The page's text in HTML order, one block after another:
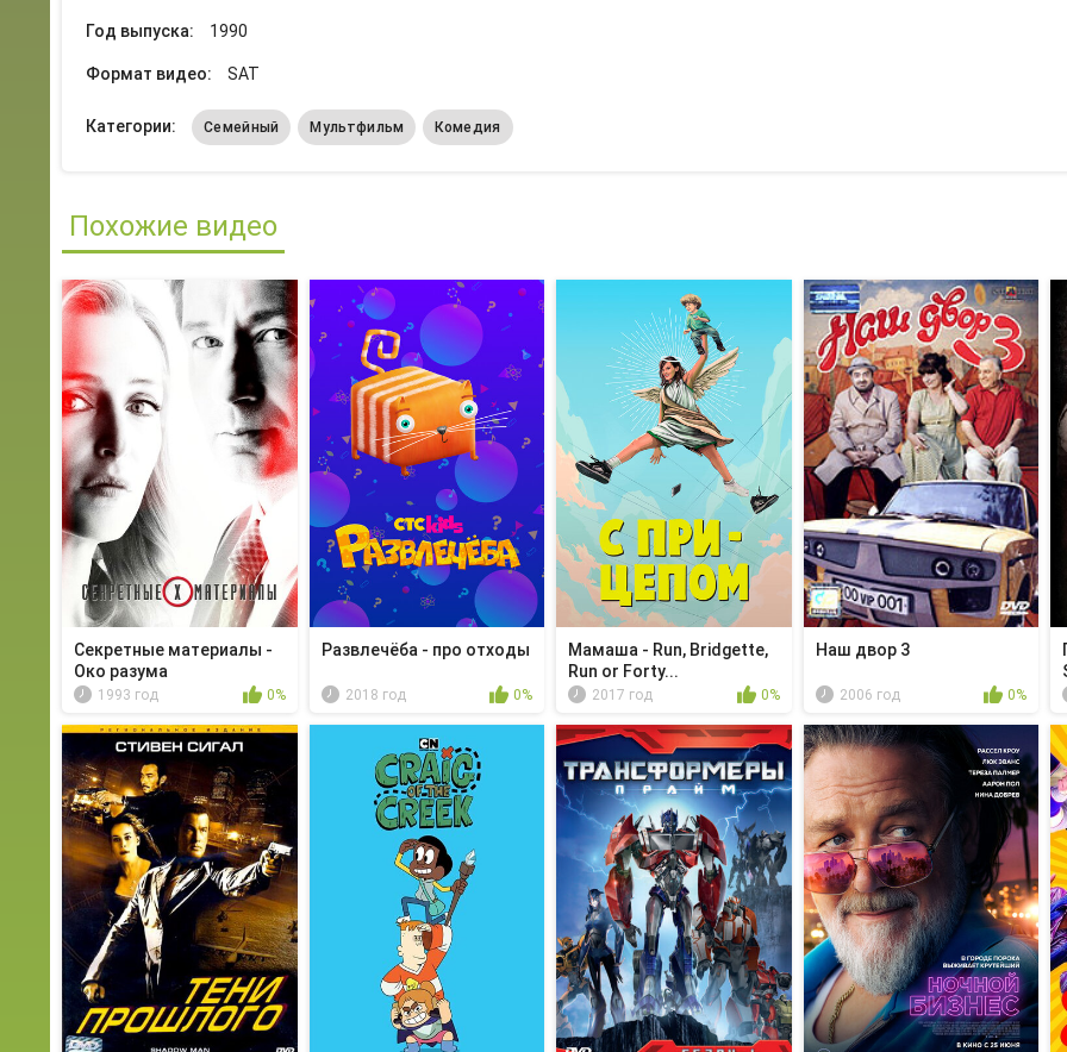
Год выпуска: 1990
Формат видео: SAT
Категории: Семейный Мультфильм Комедия
Похожие видео
Секретные материалы -
Око разума
1993 год 0%
Развлечёба - про отходы
2018 год 0%
Мамаша - Run, Bridgette,
Run or Forty...
2017 год 0%
Наш двор 3
2006 год 0%